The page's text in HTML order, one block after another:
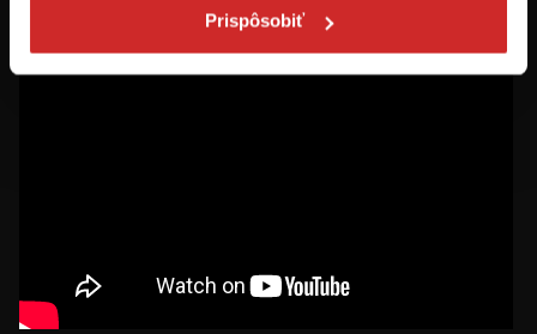
Prispôsobiť
osoby staršie ako 16 rokov!